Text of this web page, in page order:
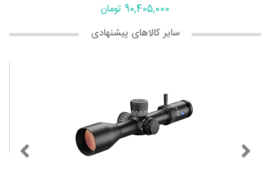
90,405,000 تومان
سایر کالاهای پیشنهادی